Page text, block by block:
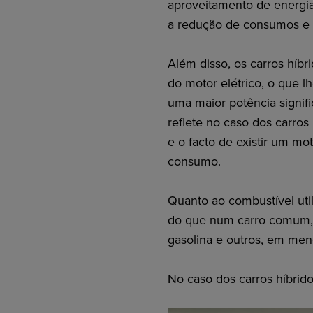
aproveitamento de
a redução de consumos
Além disso, os carros
do motor elétrico, o que
uma maior potência
reflete no caso dos
e o facto de existir um
consumo.
Quanto ao combustível
do que num carro
gasolina e outros, em
No caso dos carros